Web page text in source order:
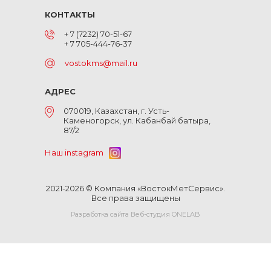
КОНТАКТЫ
+ 7 (7232) 70-51-67
+ 7 705-444-76-37
vostokms@mail.ru
АДРЕС
070019, Казахстан, г. Усть-
Каменогорск, ул. Кабанбай батыра,
87/2
Наш instagram
2021-2026 © Компания «ВостокМетСервис».
Все права защищены
Разработка сайта Веб-студия ONELAB